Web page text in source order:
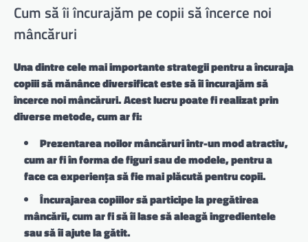
Cum să îi încurajăm pe copii să încerce noi
mâncăruri
Una dintre cele mai importante strategii pentru a încuraja
copiii să mănânce diversificat este să îi încurajăm să
încerce noi mâncăruri. Acest lucru poate fi realizat prin
diverse metode, cum ar fi:
Prezentarea noilor mâncăruri într-un mod atractiv,
cum ar fi în forma de figuri sau de modele, pentru a
face ca experiența să fie mai plăcută pentru copii.
Încurajarea copiilor să participe la pregătirea
mâncării, cum ar fi să îi lase să aleagă ingredientele
sau să îi ajute la gătit.